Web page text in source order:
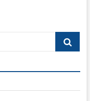
Search